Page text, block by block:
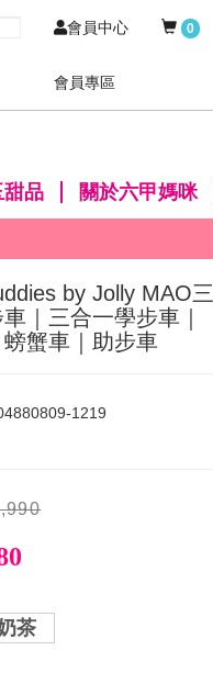
會員中心
會員專區
0
甜品 關於六甲媽咪
by Jolly MAO三
｜三合一學步車｜
蟹車｜助步車
1219
茶